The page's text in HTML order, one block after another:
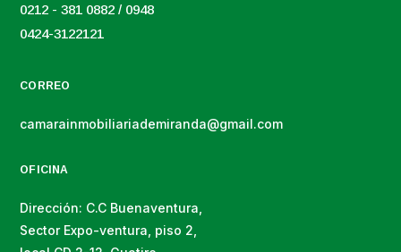
0212 - 381 0882 / 0948
0424-3122121
CORREO
camarainmobiliariademiranda@gmail.com
OFICINA
Dirección: C.C Buenaventura,
Sector Expo-ventura, piso 2,